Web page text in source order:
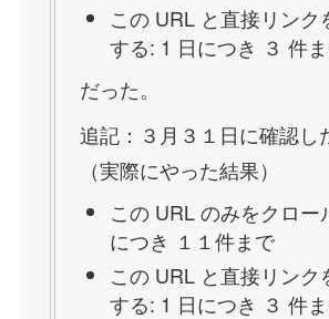
この URL と直接リンク
する: 1 日につき ３ 件
だった。
追記：３月３１日に確認し
（実際にやった結果）
この URL のみをクロー
につき １１件まで
この URL と直接リンク
する: 1 日につき ３ 件